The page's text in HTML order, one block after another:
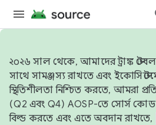
২০২৬ সাল থেকে, আমাদের ট্রাঙ্ক
সাথে সামঞ্জস্য রাখতে এবং
স্থিতিশীলতা নিশ্চিত করতে, আমরা
(Q2 এবং Q4) AOSP-তে সোর্স কোড
বিল্ড করতে এবং এতে অবদান রাখতে,